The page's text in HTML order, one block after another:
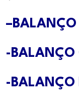
–
-BALANÇO
-BALANÇO